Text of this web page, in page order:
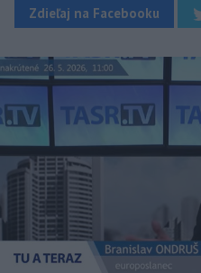
Zdieľaj na Facebooku